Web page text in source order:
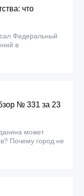
что
Федеральный
в
№ 331 за 23
может
Почему город не